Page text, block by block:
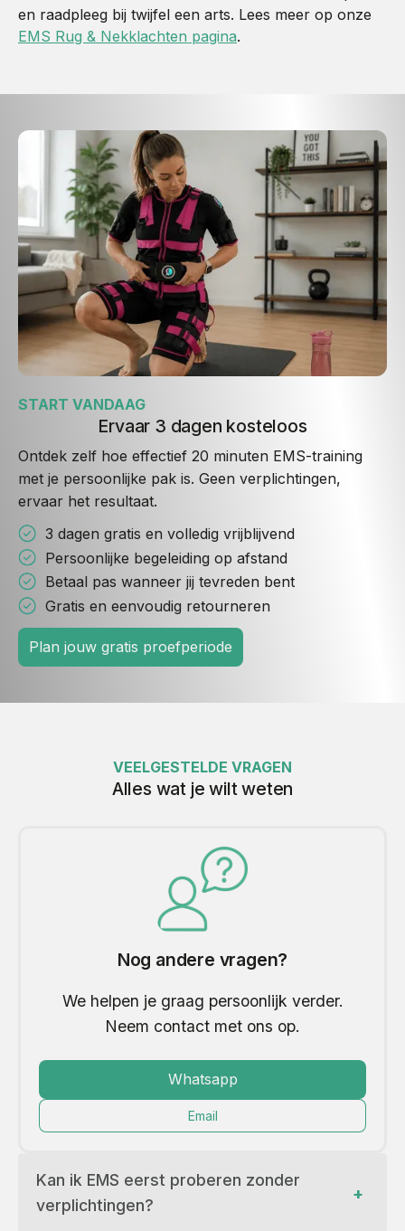
en raadpleeg bij twijfel een arts. Lees meer op onze
EMS Rug & Nekklachten pagina.
START VANDAAG
Ervaar 3 dagen kosteloos
Ontdek zelf hoe effectief 20 minuten EMS-training
met je persoonlijke pak is. Geen verplichtingen,
ervaar het resultaat.
3 dagen gratis en volledig vrijblijvend
Persoonlijke begeleiding op afstand
Betaal pas wanneer jij tevreden bent
Gratis en eenvoudig retourneren
Plan jouw gratis proefperiode
VEELGESTELDE VRAGEN
Alles wat je wilt weten
Nog andere vragen?
We helpen je graag persoonlijk verder.
Neem contact met ons op.
Whatsapp
Email
Kan ik EMS eerst proberen zonder
verplichtingen?
+